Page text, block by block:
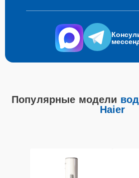
Популярные модели
Haier